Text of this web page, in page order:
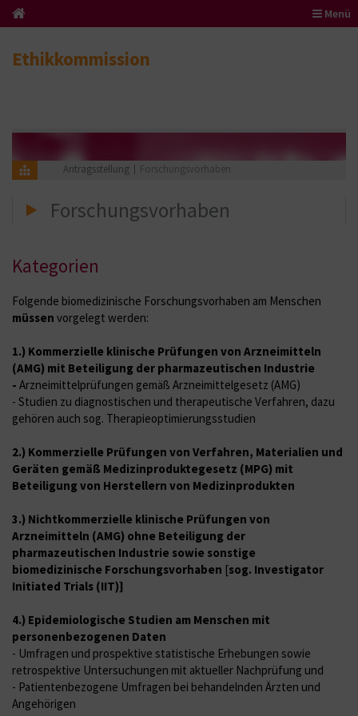
Menü
Ethikkommission
Antragsstellung Forschungsvorhaben
Forschungsvorhaben
Kategorien
Folgende biomedizinische Forschungsvorhaben am Menschen
müssen vorgelegt werden:
1.) Kommerzielle klinische Prüfungen von Arzneimitteln
(AMG) mit Beteiligung der pharmazeutischen Industrie
- Arzneimittelprüfungen gemäß Arzneimittelgesetz (AMG)
- Studien zu diagnostischen und therapeutische Verfahren, dazu
gehören auch sog. Therapieoptimierungsstudien
2.) Kommerzielle Prüfungen von Verfahren, Materialien und
Geräten gemäß Medizinproduktegesetz (MPG) mit
Beteiligung von Herstellern von Medizinprodukten
3.) Nichtkommerzielle klinische Prüfungen von
Arzneimitteln (AMG) ohne Beteiligung der
pharmazeutischen Industrie sowie sonstige
biomedizinische Forschungsvorhaben [sog. Investigator
Initiated Trials (IIT)]
4.) Epidemiologische Studien am Menschen mit
personenbezogenen Daten
- Umfragen und prospektive statistische Erhebungen sowie
retrospektive Untersuchungen mit aktueller Nachprüfung und
- Patientenbezogene Umfragen bei behandelnden Ärzten und
Angehörigen